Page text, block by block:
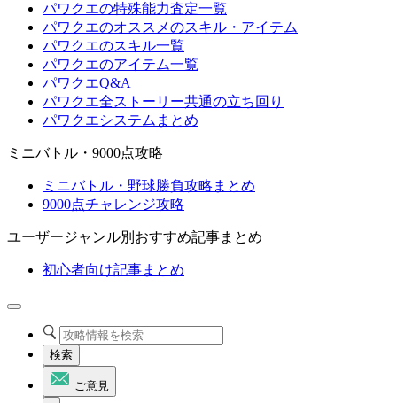
パワクエの特殊能力査定一覧
パワクエのオススメのスキル・アイテム
パワクエのスキル一覧
パワクエのアイテム一覧
パワクエQ&A
パワクエ全ストーリー共通の立ち回り
パワクエシステムまとめ
ミニバトル・9000点攻略
ミニバトル・野球勝負攻略まとめ
9000点チャレンジ攻略
ユーザージャンル別おすすめ記事まとめ
初心者向け記事まとめ
検索
ご意見